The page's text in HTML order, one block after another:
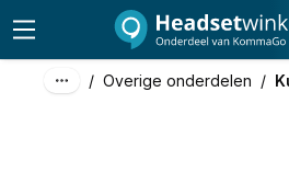
/ Overige onderdelen /
44,50 excl. btw
53,85 incl. btw